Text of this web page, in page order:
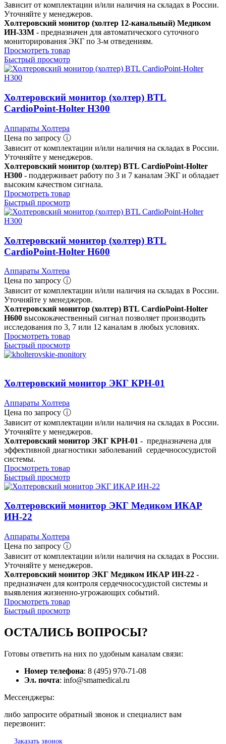
Зависит от комплектации и/или наличия на складах в России.
Уточняйте у менеджеров.
Холтеровский монитор (холтер 12-канальный) Медиком
ИН-33М - предназначен для автоматического суточного
мониторирования ЭКГ по 3-м отведениям.
Просмотреть товар
Быстрый просмотр
Холтеровский монитор (холтер) BTL
CardioPoint-Holter H300
Аппараты Холтера
Цена по запросу ⓘ
Зависит от комплектации и/или наличия на складах в России.
Уточняйте у менеджеров.
Холтеровский монитор (холтер) BTL CardioPoint-Holter
H300 - поддерживает работу по 3 и 7 каналам ЭКГ и обладает
высоким качеством сигнала.
Просмотреть товар
Быстрый просмотр
Холтеровский монитор (холтер) BTL
CardioPoint-Holter H600
Аппараты Холтера
Цена по запросу ⓘ
Зависит от комплектации и/или наличия на складах в России.
Уточняйте у менеджеров.
Холтеровский монитор (холтер) BTL CardioPoint-Holter
H600 высококачественный сигнал позволяет производить
исследования по 3, 7 или 12 каналам в любых условиях.
Просмотреть товар
Быстрый просмотр
Холтеровский монитор ЭКГ КРН-01
Аппараты Холтера
Цена по запросу ⓘ
Зависит от комплектации и/или наличия на складах в России.
Уточняйте у менеджеров.
Холтеровский монитор ЭКГ КРН-01 - предназначена для
эффективной диагностики заболеваний сердечнососудистой
системы.
Просмотреть товар
Быстрый просмотр
Холтеровский монитор ЭКГ Медиком ИКАР
ИН-22
Аппараты Холтера
Цена по запросу ⓘ
Зависит от комплектации и/или наличия на складах в России.
Уточняйте у менеджеров.
Холтеровский монитор ЭКГ Медиком ИКАР ИН-22 -
предназначен для контроля сердечнососудистой системы и
выявления жизненно-угрожающих событий.
Просмотреть товар
Быстрый просмотр
ОСТАЛИСЬ ВОПРОСЫ?
Готовы ответить на них по удобным каналам связи:
Номер телефона: 8 (495) 970-71-08
Эл. почта: info@smamedical.ru
Мессенджеры:
либо запросите обратный звонок и специалист вам
перезвонит:
Заказать звонок